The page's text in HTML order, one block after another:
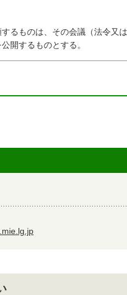
ものは、その会議（法令又は
開するものとする。